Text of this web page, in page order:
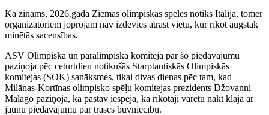
Kā zināms, 2026.gada Ziemas olimpiskās spēles notiks Itālijā, tomēr
organizatoriem joprojām nav izdevies atrast vietu, kur rīkot augstāk
minētās sacensības.
ASV Olimpiskā un paralimpiskā komiteja par šo piedāvājumu
paziņoja pēc ceturtdien notikušās Starptautiskās Olimpiskās
komitejas (SOK) sanāksmes, tikai divas dienas pēc tam, kad
Milānas-Kortīnas olimpisko spēļu komitejas prezidents Džovanni
Malago paziņoja, ka pastāv iespēja, ka rīkotāji varētu nākt klajā ar
jaunu piedāvājumu par trases būvniecību.